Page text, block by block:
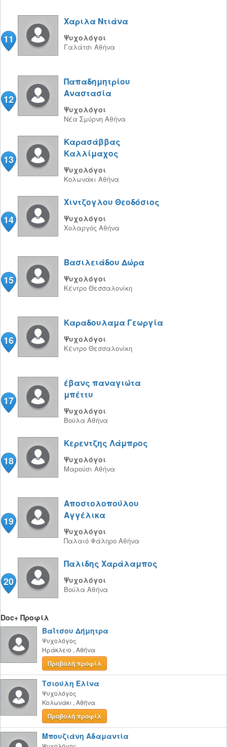
11
Χαριλα Ντιάνα
Ψυχολόγοι
Γαλάτσι Αθήνα
12
Παπαδημητρίου
Αναστασία
Ψυχολόγοι
Νέα Σμύρνη Αθήνα
13
Καρασάββας
Καλλίμαχος
Ψυχολόγοι
Κολωνάκι Αθήνα
14
Χιντζογλου Θεοδόσιος
Ψυχολόγοι
Χολαργός Αθήνα
15
Βασιλειάδου Δώρα
Ψυχολόγοι
Κέντρο Θεσσαλονίκη
16
Καραδουλαμα Γεωργία
Ψυχολόγοι
Κέντρο Θεσσαλονίκη
17
έβανς παναγιώτα
μπέττυ
Ψυχολόγοι
Βούλα Αθήνα
18
Κερεντζης Λάμπρος
Ψυχολόγοι
Μαρούσι Αθήνα
19
Αποστολοπούλου
Αγγέλικα
Ψυχολόγοι
Παλαιό Φάληρο Αθήνα
20
Παλιδης Χαράλαμπος
Ψυχολόγοι
Βούλα Αθήνα
Doc+ Προφίλ
Βαΐτσου Δήμητρα
Ψυχολόγος
Ηράκλειο , Αθήνα
Προβολή προφίλ
Τσιούλη Ελίνα
Ψυχολόγος
Κολωνάκι , Αθήνα
Προβολή προφίλ
Μπουζιάνη Αδαμαντία